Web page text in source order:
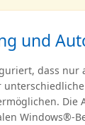
und
dass
Die
Windows®-